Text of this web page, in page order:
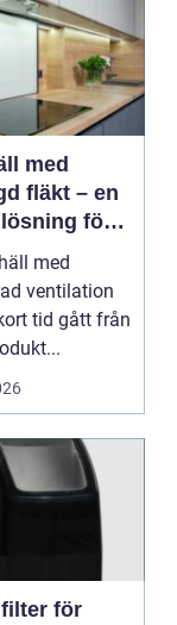
med
fläkt – en
för
kök
med
ventilation
tid gått från
för